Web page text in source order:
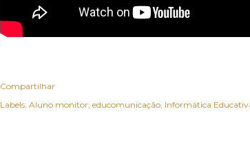
Compartilhar
Labels: Aluno monitor educomunicação Informática